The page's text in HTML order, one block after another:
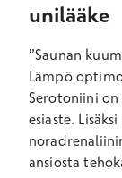
unilääke
”Saunan
Lämpö
Serotoniini
esiaste.
ansiosta